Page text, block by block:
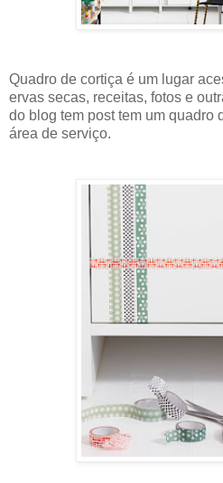
Quadro de cortiça é um lugar
ervas secas, receitas, fotos e
do blog tem post tem um quadro
área de serviço.